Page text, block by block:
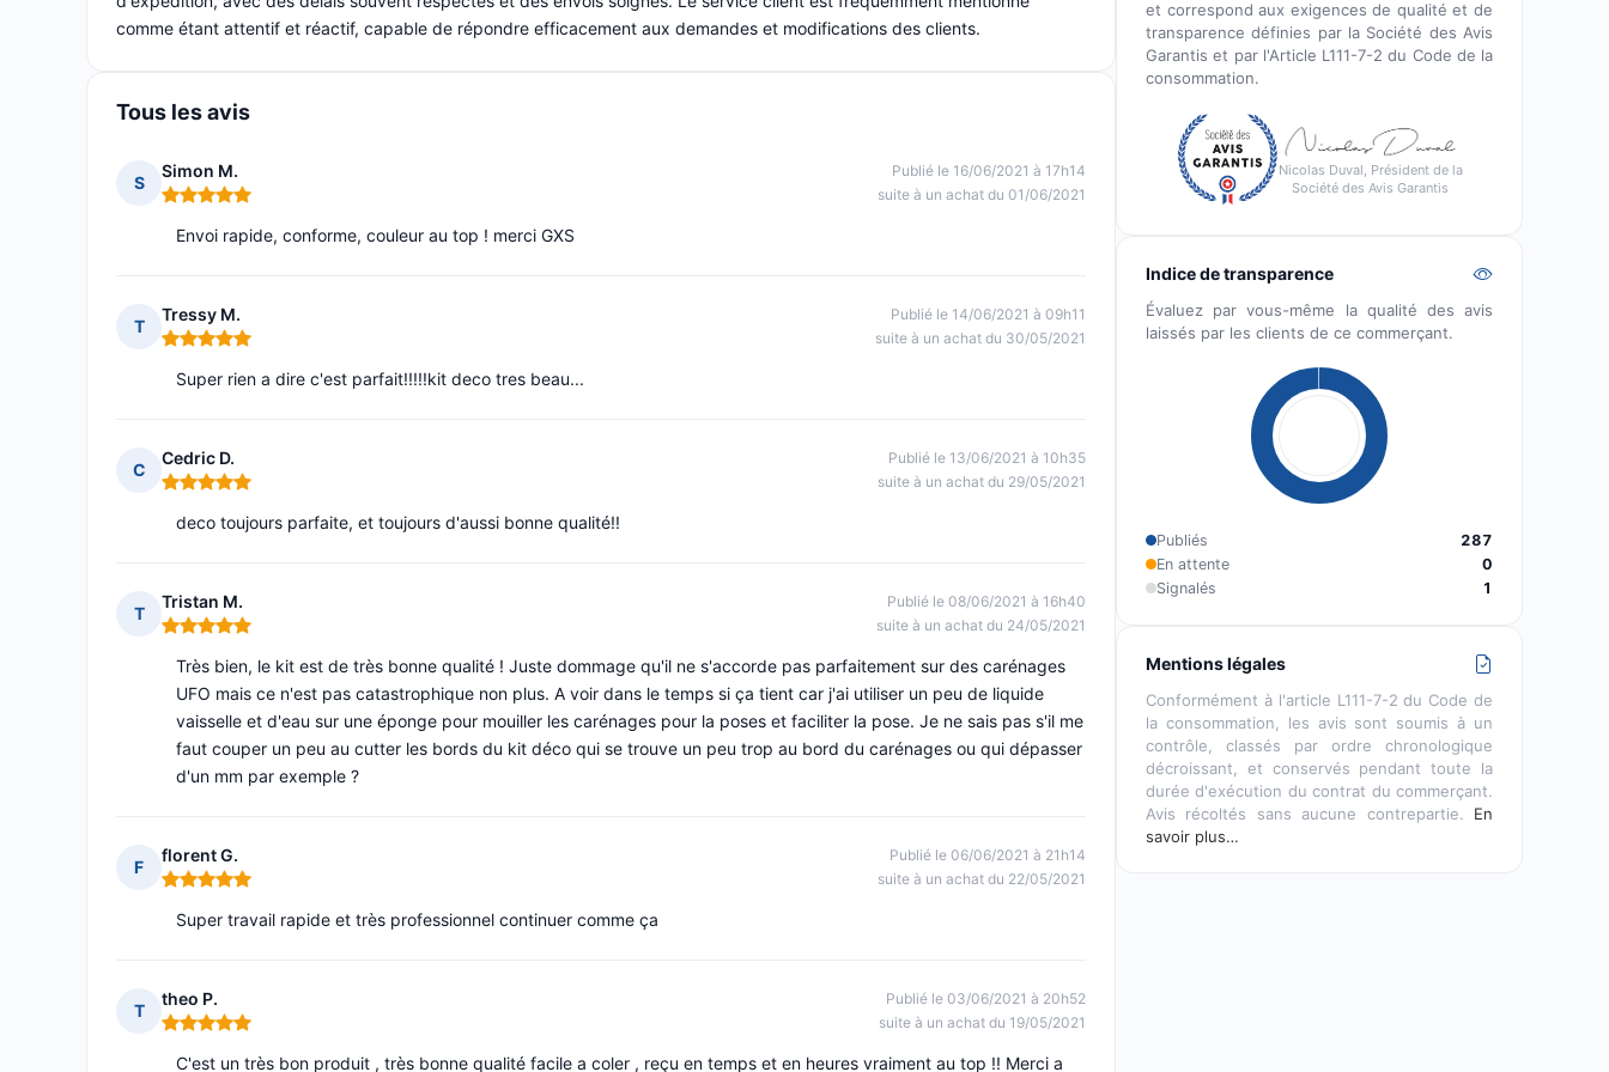
comme étant attentif et réactif, capable de répondre efficacement aux demandes et modifications des clients.
Tous les avis
S
Simon M.
Note : 5 sur 5
Publié le 16/06/2021 à 17h14
suite à un achat du 01/06/2021
Envoi rapide, conforme, couleur au top ! merci GXS
T
Tressy M.
Note : 5 sur 5
Publié le 14/06/2021 à 09h11
suite à un achat du 30/05/2021
Super rien a dire c'est parfait!!!!!kit deco tres beau...
C
Cedric D.
Note : 5 sur 5
Publié le 13/06/2021 à 10h35
suite à un achat du 29/05/2021
deco toujours parfaite, et toujours d'aussi bonne qualité!!
T
Tristan M.
Note : 5 sur 5
Publié le 08/06/2021 à 16h40
suite à un achat du 24/05/2021
Très bien, le kit est de très bonne qualité ! Juste dommage qu'il ne s'accorde pas parfaitement sur des carénages
UFO mais ce n'est pas catastrophique non plus. A voir dans le temps si ça tient car j'ai utiliser un peu de liquide
vaisselle et d'eau sur une éponge pour mouiller les carénages pour la poses et faciliter la pose. Je ne sais pas s'il me
faut couper un peu au cutter les bords du kit déco qui se trouve un peu trop au bord du carénages ou qui dépasser
d'un mm par exemple ?
F
florent G.
Note : 5 sur 5
Publié le 06/06/2021 à 21h14
suite à un achat du 22/05/2021
Super travail rapide et très professionnel continuer comme ça
T
theo P.
Note : 5 sur 5
Publié le 03/06/2021 à 20h52
suite à un achat du 19/05/2021
C'est un très bon produit , très bonne qualité facile a coler , reçu en temps et en heures vraiment au top !! Merci a
et correspond aux exigences de qualité et de
transparence définies par la Société des Avis
Garantis et par l'Article L111-7-2 du Code de la
consommation.
Nicolas Duval, Président de la
Société des Avis Garantis
Indice de transparence
Évaluez par vous-même la qualité des avis
laissés par les clients de ce commerçant.
Publiés
287
En attente
0
Signalés
1
Mentions légales
Conformément à l'article L111-7-2 du Code de
la consommation, les avis sont soumis à un
contrôle, classés par ordre chronologique
décroissant, et conservés pendant toute la
durée d'exécution du contrat du commerçant.
Avis récoltés sans aucune contrepartie. En
savoir plus…